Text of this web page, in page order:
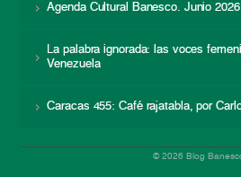
Agenda Cultural Banesco. Junio
La palabra ignorada: las voces
Venezuela
Caracas 455: Café rajatabla, por
© 2026 Blog